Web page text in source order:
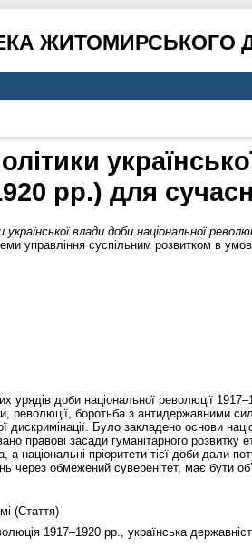
ЖИТОМИРСЬКОГО
рр.) для
української влади доби національної
управління суспільним розвитком в
урядів доби національної революції
боротьба з антидержавними
дискримінації. Було закладено основи
правові засади гуманітарного
національні пріоритети тієї доби дали
через обмежений суверенітет, має бути
(Стаття)
1917–1920 рр., українська